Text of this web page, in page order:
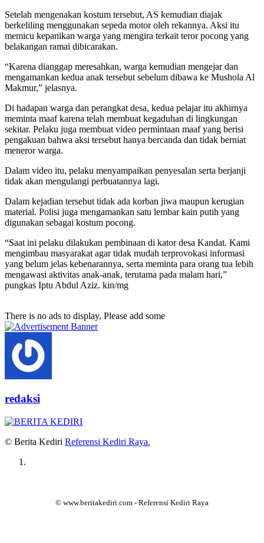
Setelah mengenakan kostum tersebut, AS kemudian diajak
berkeliling menggunakan sepeda motor oleh rekannya. Aksi itu
memicu kepanikan warga yang mengira terkait teror pocong yang
belakangan ramai dibicarakan.
“Karena dianggap meresahkan, warga kemudian mengejar dan
mengamankan kedua anak tersebut sebelum dibawa ke Mushola Al
Makmur,” jelasnya.
Di hadapan warga dan perangkat desa, kedua pelajar itu akhirnya
meminta maaf karena telah membuat kegaduhan di lingkungan
sekitar. Pelaku juga membuat video permintaan maaf yang berisi
pengakuan bahwa aksi tersebut hanya bercanda dan tidak berniat
meneror warga.
Dalam video itu, pelaku menyampaikan penyesalan serta berjanji
tidak akan mengulangi perbuatannya lagi.
Dalam kejadian tersebut tidak ada korban jiwa maupun kerugian
material. Polisi juga mengamankan satu lembar kain putih yang
digunakan sebagai kostum pocong.
“Saat ini pelaku dilakukan pembinaan di kator desa Kandat. Kami
mengimbau masyarakat agar tidak mudah terprovokasi informasi
yang belum jelas kebenarannya, serta meminta para orang tua lebih
mengawasi aktivitas anak-anak, terutama pada malam hari,”
pungkas Iptu Abdul Aziz. kin/mg
There is no ads to display, Please add some
redaksi
© Berita Kediri Referensi Kediri Raya.
© www.beritakediri.com - Referensi Kediri Raya